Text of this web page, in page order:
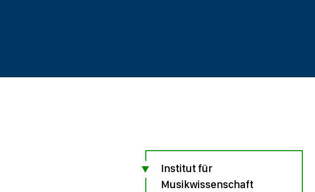
Institut für
Musikwissenschaft